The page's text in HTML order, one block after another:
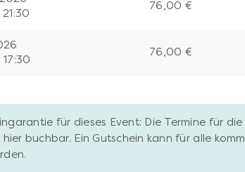
76,00 €
76,00 €
für dieses Event: Die Termine für
buchbar. Ein Gutschein kann für alle